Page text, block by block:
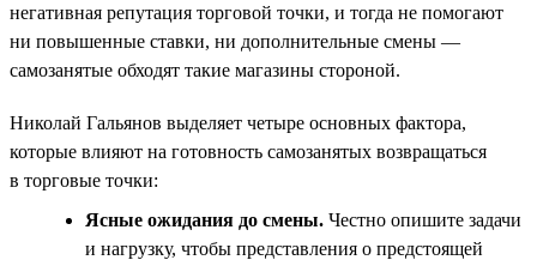
негативная репутация торговой точки, и тогда не помогают
ни повышенные ставки, ни дополнительные смены —
самозанятые обходят такие магазины стороной.
Николай Гальянов выделяет четыре основных фактора,
которые влияют на готовность самозанятых возвращаться
в торговые точки:
Ясные ожидания до смены. Честно опишите задачи
и нагрузку, чтобы представления о предстоящей